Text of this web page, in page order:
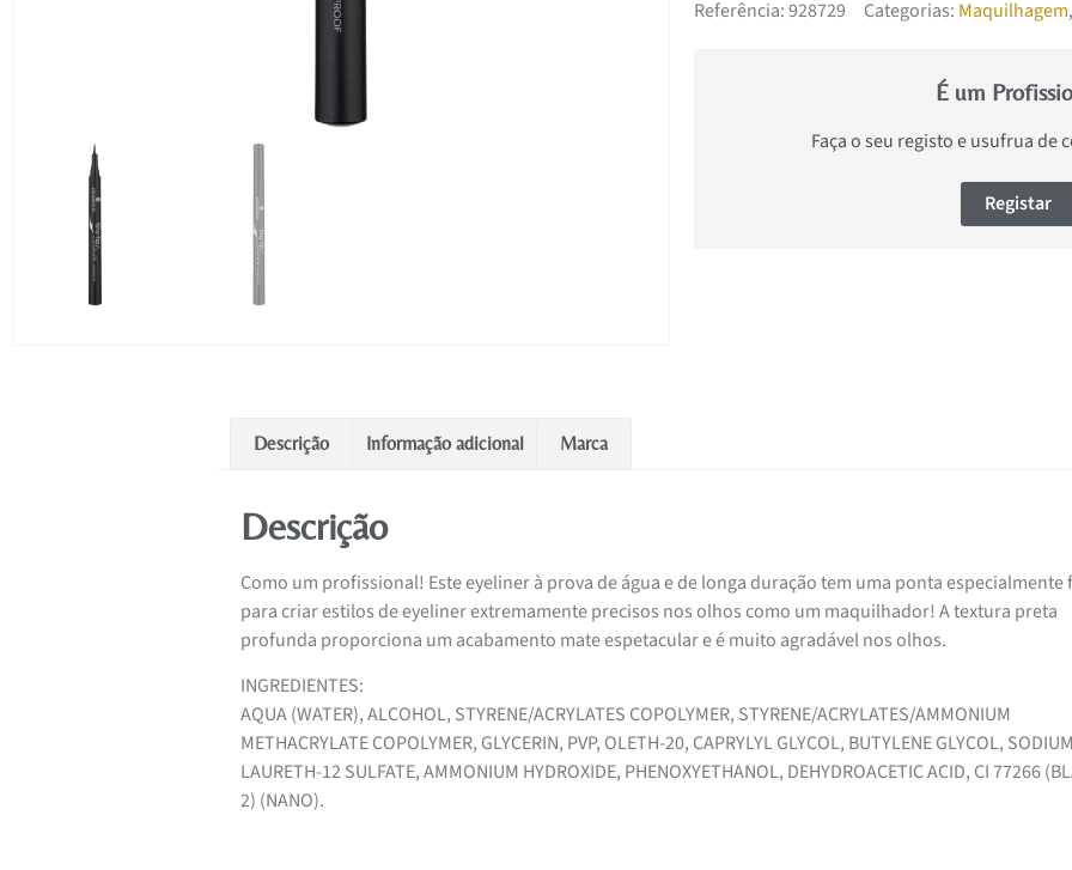
Referência:928729 Categorias: Maquilhagem,
É um
Faça o seu registo e usufrua de
Registar
Descrição Informação adicional Marca
Descrição
Como um profissional! Este eyeliner à prova de água e de longa duração tem uma ponta especialmente
para criar estilos de eyeliner extremamente precisos nos olhos como um maquilhador! A textura preta
profunda proporciona um acabamento mate espetacular e é muito agradável nos olhos.
INGREDIENTES:
AQUA (WATER), ALCOHOL, STYRENE/ACRYLATES COPOLYMER, STYRENE/ACRYLATES/AMMONIUM
METHACRYLATE COPOLYMER, GLYCERIN, PVP, OLETH-20, CAPRYLYL GLYCOL, BUTYLENE GLYCOL, SODIUM
LAURETH-12 SULFATE, AMMONIUM HYDROXIDE, PHENOXYETHANOL, DEHYDROACETIC ACID, CI 77266
2) (NANO).